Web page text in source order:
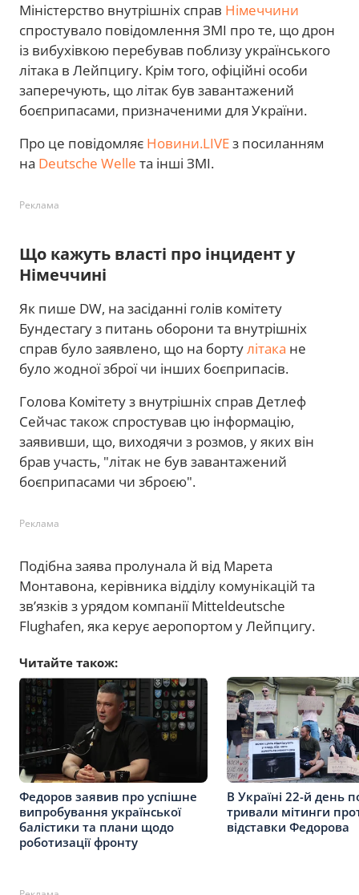
Міністерство внутрішніх справ Німеччини
спростувало повідомлення ЗМІ про те, що дрон
із вибухівкою перебував поблизу українського
літака в Лейпцигу. Крім того, офіційні особи
заперечують, що літак був завантажений
боєприпасами, призначеними для України.
Про це повідомляє Новини.LIVEз посиланням
на Deutsche Welle та інші ЗМІ.
Реклама
Що кажуть власті про інцидент у
Німеччині
Як пише DW, на засіданні голів комітету
Бундестагу з питань оборони та внутрішніх
справ було заявлено, що на бортулітака не
було жодної зброї чи інших боєприпасів.
Голова Комітету з внутрішніх справ Детлеф
Сейчас також спростував цю інформацію,
заявивши, що, виходячи з розмов, у яких він
брав участь, "літак не був завантажений
боєприпасами чи зброєю".
Реклама
Подібна заява пролунала й від Марета
Монтавона, керівника відділу комунікацій та
зв’язків з урядом компанії Mitteldeutsche
Flughafen, яка керує аеропортом у Лейпцигу.
Читайте також:
Федоров заявив про успішне
випробування української
балістики та плани щодо
роботизації фронту
В Україні 22-й день
тривали мітинги
відставки Федорова